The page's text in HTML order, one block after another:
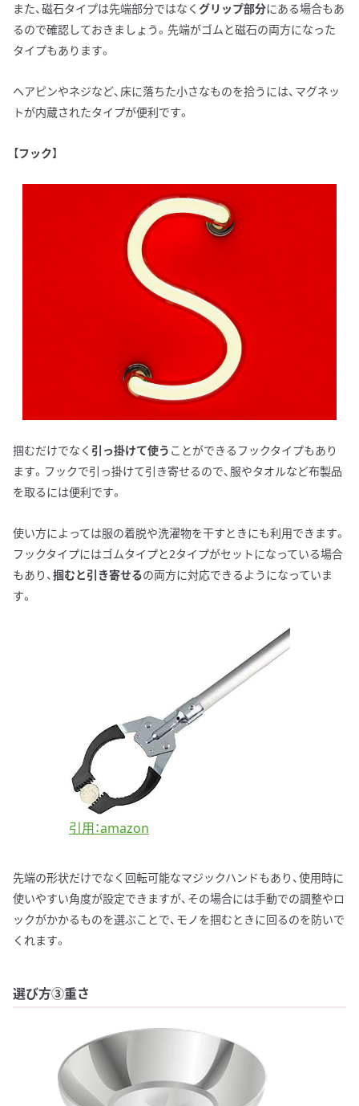
また、磁石タイプは先端部分ではなく グリップ部分にある場合もあ
るので確認しておきましょう。先端がゴムと磁石の両方になった
タイプもあります。
ヘアピンやネジなど、床に落ちた小さなものを拾うには、マグネッ
トが内蔵されたタイプが便利です。
【フック】
掴むだけでなく 引っ掛けて使う ことができるフックタイプもあり
ます。フックで引っ掛けて引き寄せるので、服やタオルなど布製品
を取るには便利です。
使い方によっては服の着脱や洗濯物を干すときにも利用できます。
フックタイプにはゴムタイプと2タイプがセットになっている場合
もあり、掴むと引き寄せるの両方に対応できるようになっていま
す。
引用：amazon
先端の形状だけでなく回転可能なマジックハンドもあり、使用時に
使いやすい角度が設定できますが、その場合には手動での調整やロ
ックがかかるものを選ぶことで、モノを掴むときに回るのを防いで
くれます。
選び方③重さ